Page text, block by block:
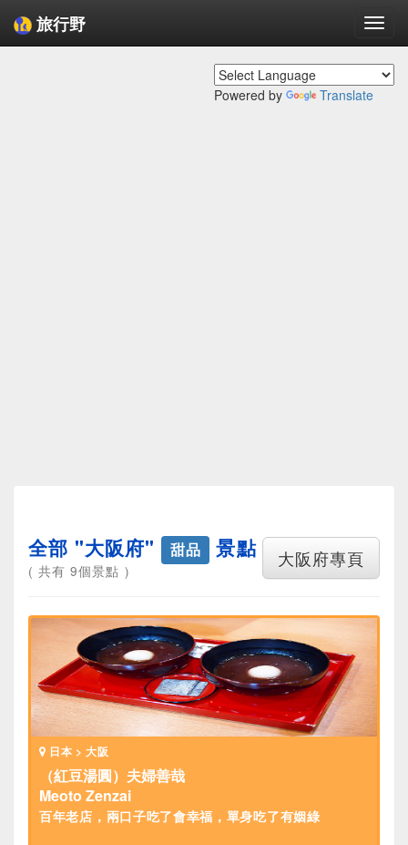
旅行野
Powered by Translate
大阪府專頁
全部 "大阪府" 甜品 景點
( 共有 9個景點 )
日本 > 大阪
（紅豆湯圓）夫婦善哉
Meoto Zenzai
百年老店，兩口子吃了會幸福，單身吃了有姻綠